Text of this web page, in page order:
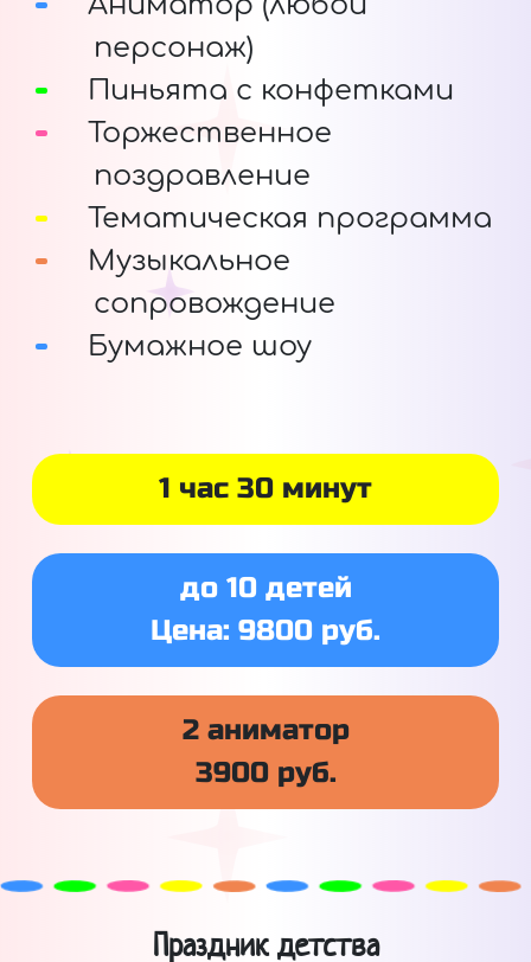
персонаж)
Пиньята с конфетками
Торжественное
поздравление
Тематическая программа
Музыкальное
сопровождение
Бумажное шоу
1 час 30 минут
до 10 детей
Цена: 9800 руб.
2 аниматор
3900 руб.
Праздник детства